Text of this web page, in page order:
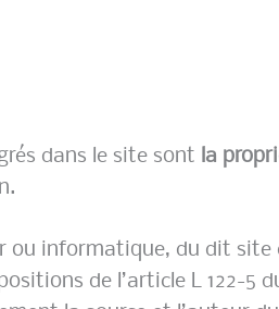
dans le site sont la
ou informatique, du dit
de l’article L 122-5